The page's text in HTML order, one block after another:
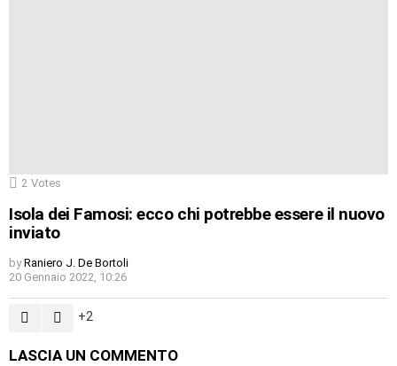
2 Votes
Isola dei Famosi: ecco chi potrebbe essere il nuovo
inviato
by Raniero J. De Bortoli
20 Gennaio 2022, 10:26
2
LASCIA UN COMMENTO